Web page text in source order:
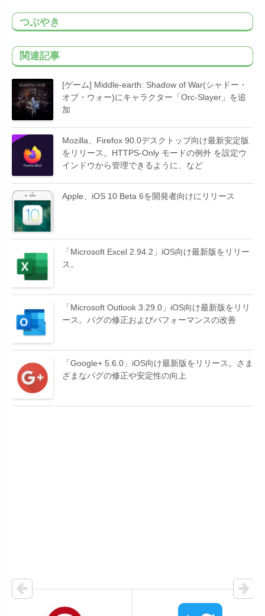
つぶやき
関連記事
[ゲーム] Middle-earth: Shadow of War(シャドー・
オブ・ウォー)にキャラクター「Orc-Slayer」を追
加
Mozilla、Firefox 90.0デスクトップ向け最新安定版
をリリース。HTTPS-Only モードの例外 を設定ウ
インドウから管理できるように、など
Apple、iOS 10 Beta 6を開発者向けにリリース
「Microsoft Excel 2.94.2」iOS向け最新版をリリー
ス。
「Microsoft Outlook 3.29.0」iOS向け最新版をリリ
ース。バグの修正およびパフォーマンスの改善
「Google+ 5.6.0」iOS向け最新版をリリース。さま
ざまなバグの修正や安定性の向上